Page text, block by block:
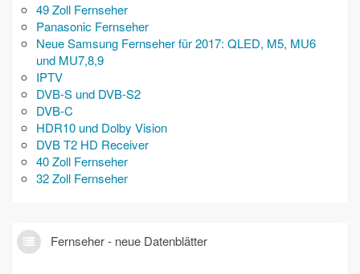
49 Zoll Fernseher
Panasonic Fernseher
Neue Samsung Fernseher für 2017: QLED, M5, MU6
und MU7,8,9
IPTV
DVB-S und DVB-S2
DVB-C
HDR10 und Dolby Vision
DVB T2 HD Receiver
40 Zoll Fernseher
32 Zoll Fernseher
Fernseher - neue Datenblätter